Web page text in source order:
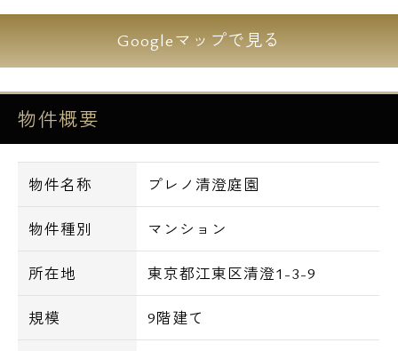
メの物件で御座います。
設備
■オートロック
■防犯カメラ
■エレベーター
■宅配ボックス
■内廊下設計
■TVモニター付きインターホン
■クローゼット
Googleマップで見る
物件概要
物件名称 プレノ清澄庭園
物件種別 マンション
所在地 東京都江東区清澄1-3-9
規模 9階建て